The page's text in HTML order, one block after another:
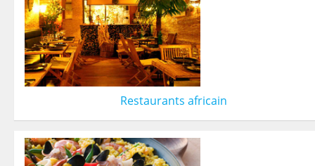
Restaurants africain